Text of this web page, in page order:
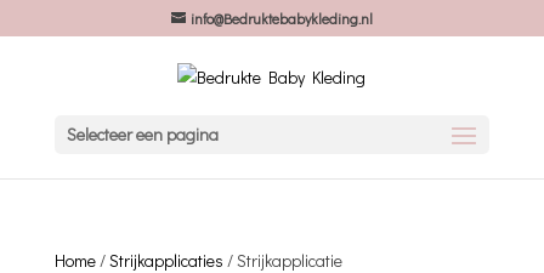
info@Bedruktebabykleding.nl
Selecteer een pagina
Home/Strijkapplicaties / Strijkapplicatie